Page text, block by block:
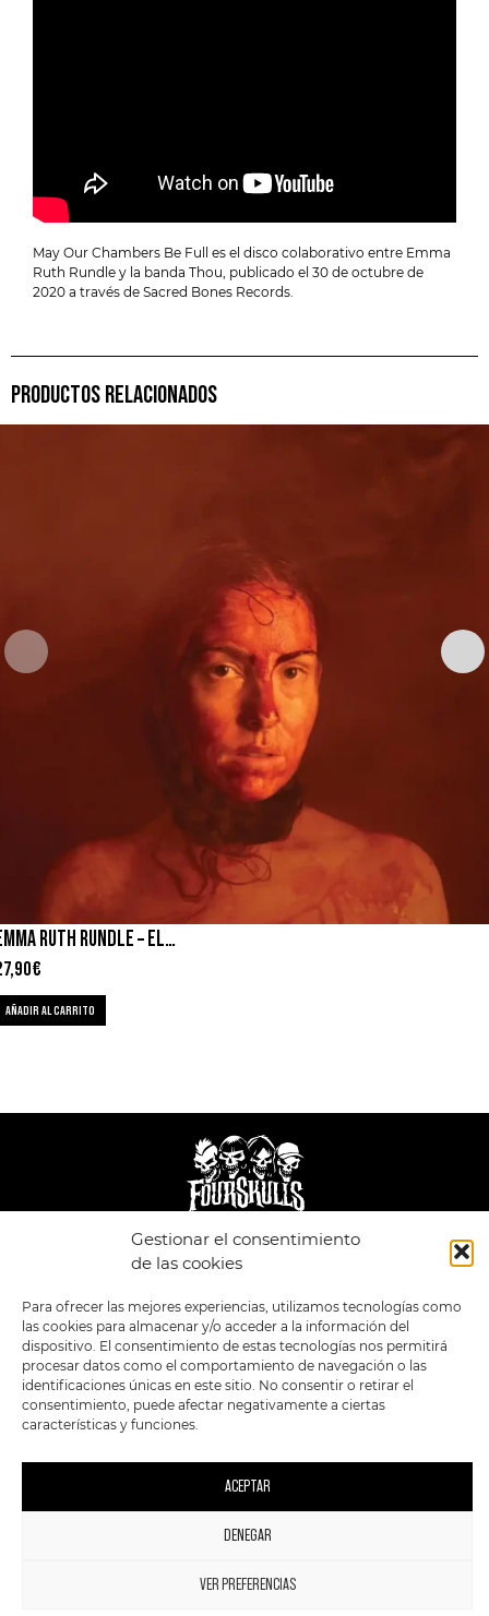
Gestionar el consentimiento
de las cookies
Para ofrecer las mejores experiencias, utilizamos tecnologías como
las cookies para almacenar y/o acceder a la información del
dispositivo. El consentimiento de estas tecnologías nos permitirá
procesar datos como el comportamiento de navegación o las
identificaciones únicas en este sitio. No consentir o retirar el
consentimiento, puede afectar negativamente a ciertas
características y funciones.
ACEPTAR
DENEGAR
VER PREFERENCIAS
May Our Chambers Be Full es el disco colaborativo entre Emma
Ruth Rundle y la banda Thou, publicado el 30 de octubre de
2020 a través de Sacred Bones Records.
PRODUCTOS RELACIONADOS
EMMA RUTH RUNDLE – ELECTRIC GUITAR: TWO (DOWSING VOICE)
€
AÑADIR AL CARRITO
PRIVACIDAD
TÉRMINOS Y
CONDICIONES
GENERALES DE LA
VENTA
POLÍTICA DE COOKIES
FORMATOS
PREVENTAS
MERCHANDISING
FOUR SKULLS
SIGUENOS EN:
2023 FourSkulls. Reservados todos los derechos.